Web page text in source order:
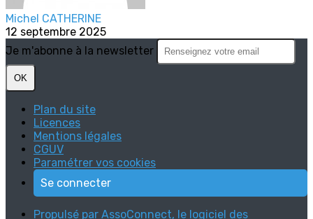
Michel CATHERINE
12 septembre 2025
Je m'abonne à la newsletter
OK
Plan du site
Licences
Mentions légales
CGUV
Paramétrer vos cookies
Se connecter
Propulsé par AssoConnect, le logiciel des